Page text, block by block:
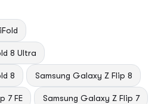
8 Ultra
8 Samsung Galaxy Z Flip 8
7 FE Samsung Galaxy Z Flip 7